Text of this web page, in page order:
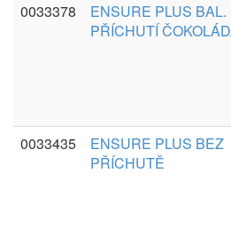
0033378
ENSURE PLUS BAL.
PŘÍCHUTÍ
0033435
ENSURE PLUS BEZ
PŘÍCHUTĚ